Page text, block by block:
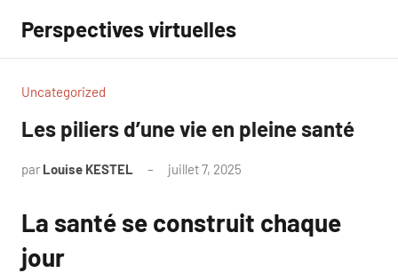
contenu
Perspectives virtuelles
Uncategorized
Les piliers d’une vie en pleine santé
par Louise KESTEL juillet 7, 2025
La santé se construit chaque
jour